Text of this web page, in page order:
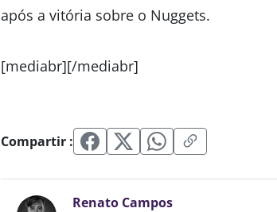
após a vitória sobre o Nuggets.
[mediabr][/mediabr]
Compartir :
Renato Campos